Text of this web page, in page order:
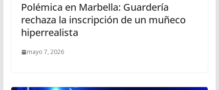
Polémica en Marbella: Guardería
rechaza la inscripción de un muñeco
hiperrealista
mayo 7, 2026